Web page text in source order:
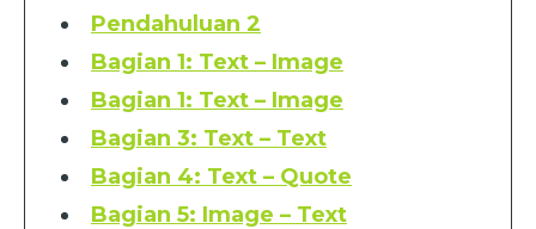
Pendahuluan 2
Bagian 1: Text – Image
Bagian 1: Text – Image
Bagian 3: Text – Text
Bagian 4: Text – Quote
Bagian 5: Image – Text